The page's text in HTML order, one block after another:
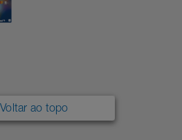
Voltar ao topo